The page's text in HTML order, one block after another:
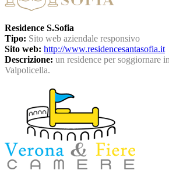
Residence S.Sofia
Tipo: Sito web aziendale responsivo
Sito web: http://www.residencesantasofia.it
Descrizione: un residence per soggiornare
Valpolicella.